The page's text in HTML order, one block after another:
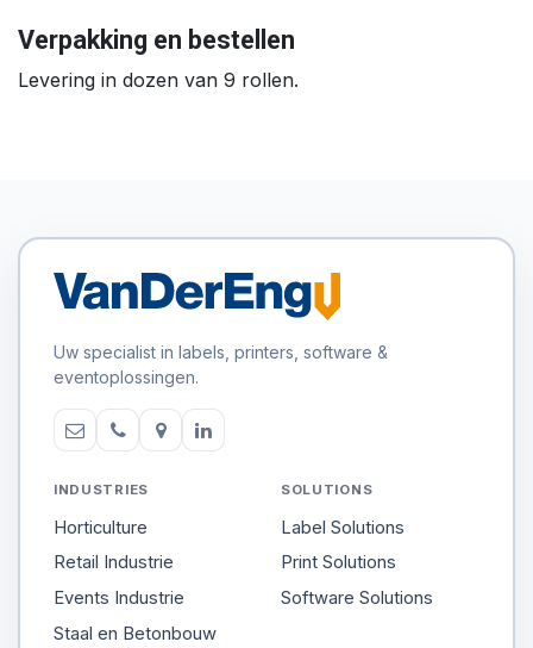
Verpakking en bestellen
Levering in dozen van 9 rollen.
Uw specialist in labels, printers, software &
eventoplossingen.
INDUSTRIES
Horticulture
Retail Industrie
Events Industrie
Staal en Betonbouw
SOLUTIONS
Label Solutions
Print Solutions
Software Solutions